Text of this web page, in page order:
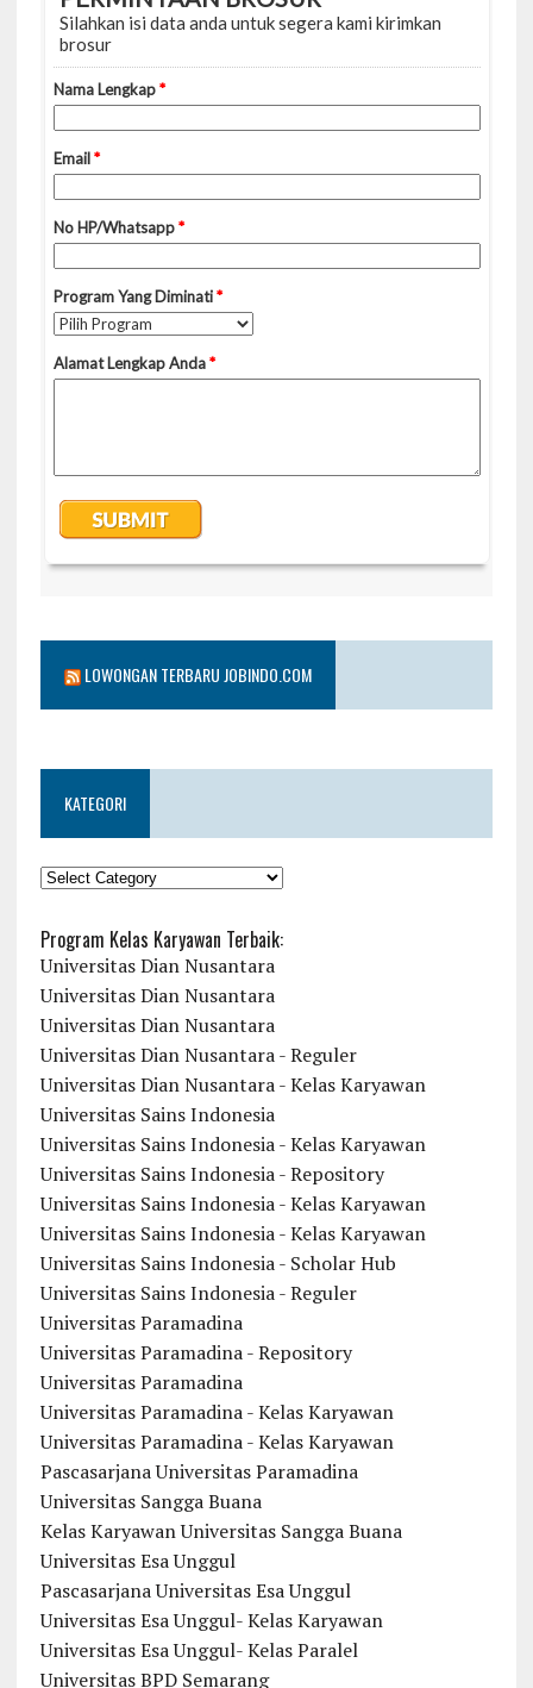
LOWONGAN TERBARU JOBINDO.COM
KATEGORI
KATEGORI
Program Kelas Karyawan Terbaik:
Universitas Dian Nusantara
Universitas Dian Nusantara
Universitas Dian Nusantara
Universitas Dian Nusantara - Reguler
Universitas Dian Nusantara - Kelas Karyawan
Universitas Sains Indonesia
Universitas Sains Indonesia - Kelas Karyawan
Universitas Sains Indonesia - Repository
Universitas Sains Indonesia - Kelas Karyawan
Universitas Sains Indonesia - Kelas Karyawan
Universitas Sains Indonesia - Scholar Hub
Universitas Sains Indonesia - Reguler
Universitas Paramadina
Universitas Paramadina - Repository
Universitas Paramadina
Universitas Paramadina - Kelas Karyawan
Universitas Paramadina - Kelas Karyawan
Pascasarjana Universitas Paramadina
Universitas Sangga Buana
Kelas Karyawan Universitas Sangga Buana
Universitas Esa Unggul
Pascasarjana Universitas Esa Unggul
Universitas Esa Unggul- Kelas Karyawan
Universitas Esa Unggul- Kelas Paralel
Universitas BPD Semarang